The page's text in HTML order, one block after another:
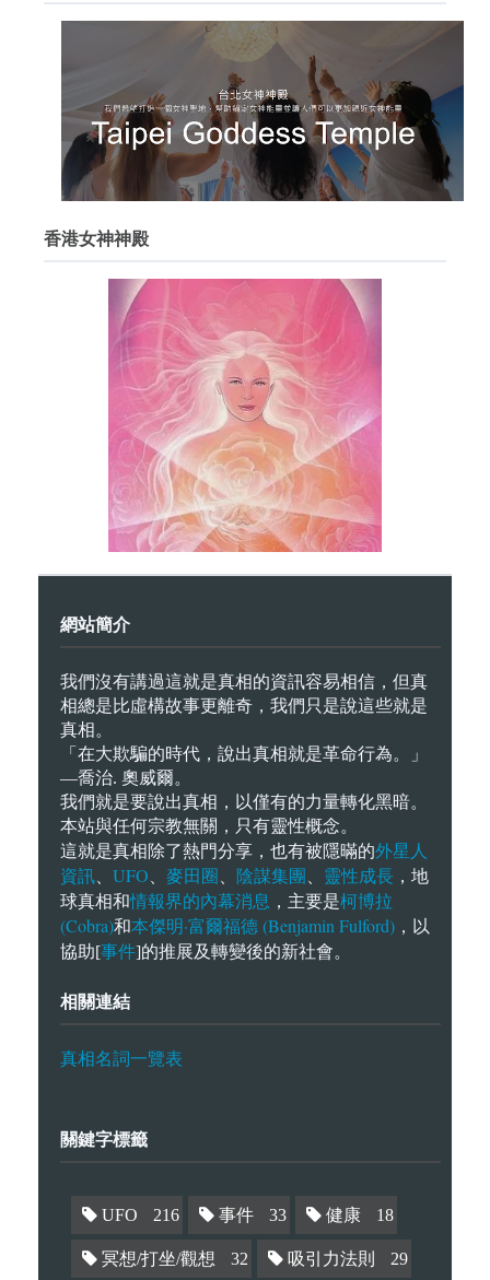
香港女神神殿
網站簡介
我們沒有講過這就是真相的資訊容易相信，但真
相總是比虛構故事更離奇，我們只是說這些就是
真相。
「在大欺騙的時代，說出真相就是革命行為。」
—喬治. 奧威爾。
我們就是要說出真相，以僅有的力量轉化黑暗。
本站與任何宗教無關，只有靈性概念。
這就是真相除了熱門分享，也有被隱暪的外星人
資訊
UFO 麥田圈 陰謀集團 靈性成長 ，地
球真相和情報界的內幕消息 ，主要是柯博拉
(Cobra)和本傑明·富爾福德 (Benjamin Fulford) ，以
協助[事件]的推展及轉變後的新社會。
相關連結
真相名詞一覽表
關鍵字標籤
UFO 216 事件 33 健康 18
冥想/打坐/觀想 32 吸引力法則 29